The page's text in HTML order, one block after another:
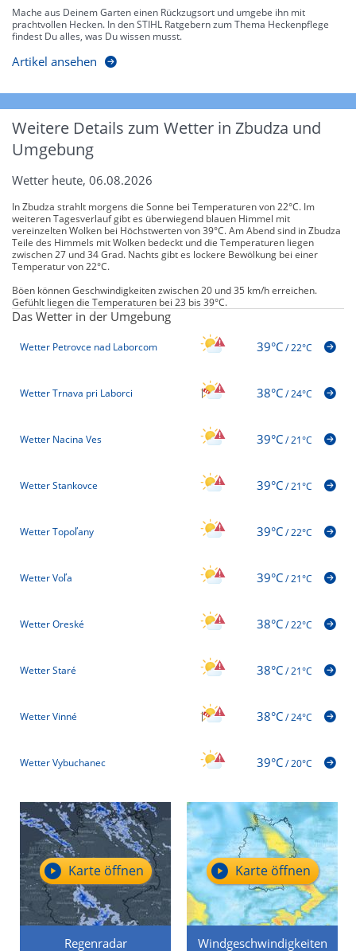
Mache aus Deinem Garten einen Rückzugsort und umgebe ihn mit
prachtvollen Hecken. In den STIHL Ratgebern zum Thema Heckenpflege
findest Du alles, was Du wissen musst.
Artikel ansehen
Weitere Details zum Wetter in Zbudza und
Umgebung
Wetter heute, 06.08.2026
In Zbudza strahlt morgens die Sonne bei Temperaturen von 22°C. Im
weiteren Tagesverlauf gibt es überwiegend blauen Himmel mit
vereinzelten Wolken bei Höchstwerten von 39°C. Am Abend sind in Zbudza
Teile des Himmels mit Wolken bedeckt und die Temperaturen liegen
zwischen 27 und 34 Grad. Nachts gibt es lockere Bewölkung bei einer
Temperatur von 22°C.
Böen können Geschwindigkeiten zwischen 20 und 35 km/h erreichen.
Gefühlt liegen die Temperaturen bei 23 bis 39°C.
Das Wetter in der Umgebung
Wetter Petrovce nad Laborcom 39°C/22°C
Wetter Trnava pri Laborci 38°C/24°C
Wetter Nacina Ves 39°C/21°C
Wetter Stankovce 39°C/21°C
Wetter Topoľany 39°C/22°C
Wetter Voľa 39°C/21°C
Wetter Oreské 38°C/22°C
Wetter Staré 38°C/21°C
Wetter Vinné 38°C/24°C
Wetter Vybuchanec 39°C/20°C
Regenradar
Karte öffnen
Windgeschwindigkeiten
Karte öffnen